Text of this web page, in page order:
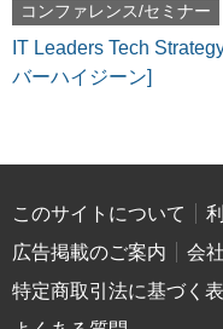
コンファレンス/セミナー
IT Leaders Tech
バーハイジーン]
このサイトについて
広告掲載のご案内
会
特定商取引法に基づく